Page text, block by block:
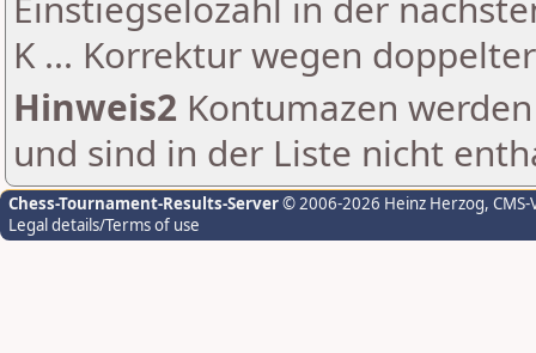
K ... Korrektur wegen
Hinweis2 Kontumazen
und sind in der Liste nicht
Chess-Tournament-Results-Server© 2006-2026 Heinz Herzog,
Legal details/Terms of use